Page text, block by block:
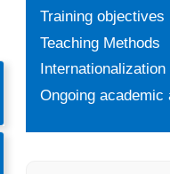
Training objectives
Teaching Methods
Ongoing